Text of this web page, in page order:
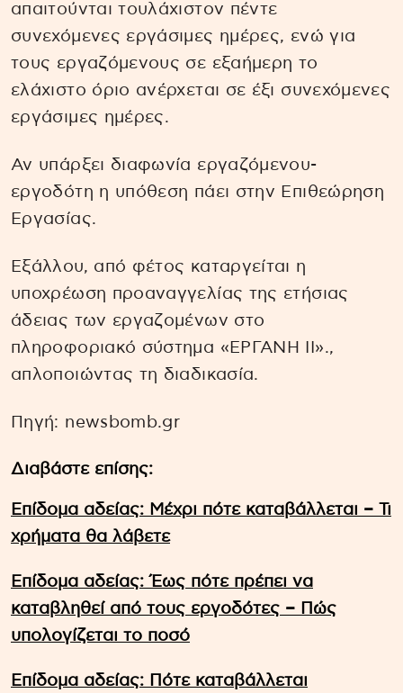
απαιτούνται τουλάχιστον πέντε
συνεχόμενες εργάσιμες ημέρες, ενώ για
τους εργαζόμενους σε εξαήμερη το
ελάχιστο όριο ανέρχεται σε έξι συνεχόμενες
εργάσιμες ημέρες.
Αν υπάρξει διαφωνία εργαζόμενου-
εργοδότη η υπόθεση πάει στην Επιθεώρηση
Εργασίας.
Εξάλλου, από φέτος καταργείται η
υποχρέωση προαναγγελίας της ετήσιας
άδειας των εργαζομένων στο
πληροφοριακό σύστημα «ΕΡΓΑΝΗ II».,
απλοποιώντας τη διαδικασία.
Πηγή: newsbomb.gr
Διαβάστε επίσης:
Επίδομα αδείας: Μέχρι πότε καταβάλλεται – Τι
χρήματα θα λάβετε
Επίδομα αδείας: Έως πότε πρέπει να
καταβληθεί από τους εργοδότες – Πώς
υπολογίζεται το ποσό
Επίδομα αδείας: Πότε καταβάλλεται